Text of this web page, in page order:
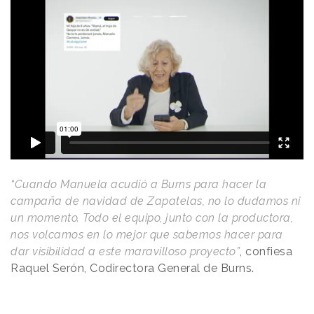
“Cuando Manuela acudió a Burns para hacer la
campaña de navidad de Zapatelas, no lo dudamos ni
un momento. Todo el equipo, junto con la productora,
nos volcamos en lo mejor que sabemos hacer para
dar visibilidad a este maravilloso proyecto”, confiesa
Raquel Serón, Codirectora General de Burns.